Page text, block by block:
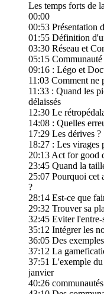
Les temps forts de
00:00
00:53 Présentation
01:55 Définition
03:30 Réseau et
05:15
09:16 : Légo et
11:03 Comment ne
11:33 : Quand les
délaissés
12:30 Le
14:08 : Quelles
17:29 Les dérives ?
18:27 : Les virages
20:13 Act for good
23:45 Quand la
25:07 Pourquoi cet
?
28:14 Est-ce que
29:32 Trouver sa
32:45 Eviter l'entre-
35:12 Intégrer les
36:05 Des
37:12 La
37:51 L'exemple
janvier
40:26